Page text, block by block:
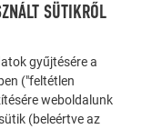
SÜTIKRŐL
gyűjtésére a
("feltétlen
weboldalunk
(beleértve az